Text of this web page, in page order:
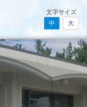
文字サイズ
中
大